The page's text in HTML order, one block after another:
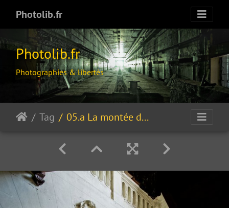
Photolib.fr
Photolib.fr
Photographies & libertés
Tag 05.a La montée des marches